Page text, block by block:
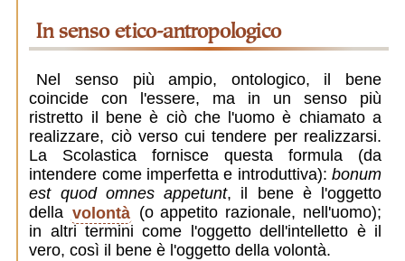
in senso etico-antropologico
Nel senso più ampio, ontologico, il bene
coincide con l'essere, ma in un senso più
ristretto il bene è ciò che l'uomo è chiamato a
realizzare, ciò verso cui tendere per realizzarsi.
La Scolastica fornisce questa formula (da
intendere come imperfetta e introduttiva): bonum
est quod omnes appetunt, il bene è l'oggetto
della volontà (o appetito razionale, nell'uomo);
in altri termini come l'oggetto dell'intelletto è il
vero, così il bene è l'oggetto della volontà.